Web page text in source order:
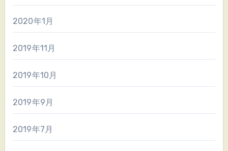
2020年1月
2019年11月
2019年10月
2019年9月
2019年7月